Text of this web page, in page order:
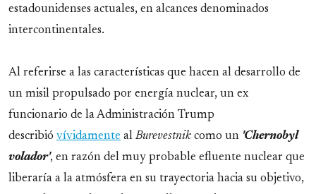
estadounidenses actuales, en alcances denominados
intercontinentales.
Al referirse a las características que hacen al desarrollo de
un misil propulsado por energía nuclear, un ex
funcionario de la Administración Trump
describió vívidamente alBurevestnik como un 'Chernobyl
volador', en razón del muy probable efluente nuclear que
liberaría a la atmósfera en su trayectoria hacia su objetivo,